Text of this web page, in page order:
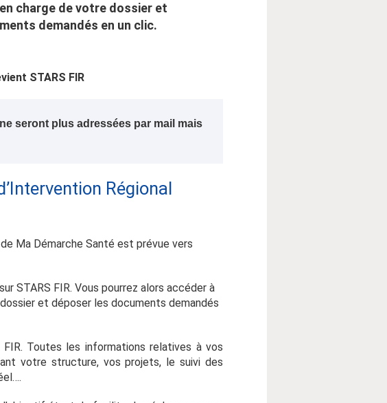
charge de votre dossier et
demandés en un clic.
STARS FIR
seront plus adressées par mail mais
Régional
Ma Démarche Santé est prévue vers
STARS FIR. Vous pourrez alors accéder à
et déposer les documents demandés
Toutes les informations relatives à vos
votre structure, vos projets, le suivi des